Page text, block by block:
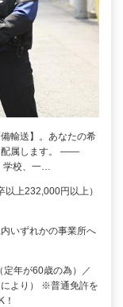
輸送】。あなたの希
配属します。 ――
校、一…
上232,000円以上）
いずれかの事業所へ
年が60歳の為）／
より） ※普通免許を